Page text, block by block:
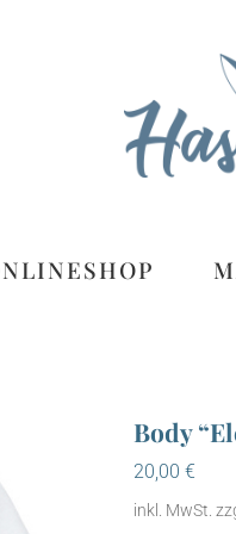
Body
20,00 €
inkl. MwSt.